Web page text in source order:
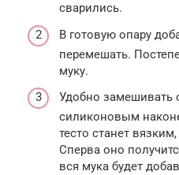
сварились.
В готовую опару
перемешать.
муку.
Удобно замешивать
силиконовым
тесто станет
Сперва оно
вся мука будет